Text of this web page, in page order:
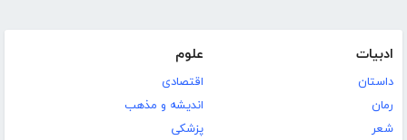
ادبیات
داستان
رمان
شعر
علوم
اقتصادی
اندیشه و مذهب
پزشکی